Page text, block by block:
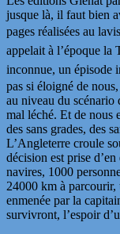
jusque là, il faut bien
pages réalisées au
appelait à l’époque la
inconnue, un épisode
pas si éloigné de
au niveau du scénario
mal léché. Et de nous
des sans grades, des
L’Angleterre croule
décision est prise
navires, 1000
24000 km à parcourir,
enmenée par la
survivront, l’espoir